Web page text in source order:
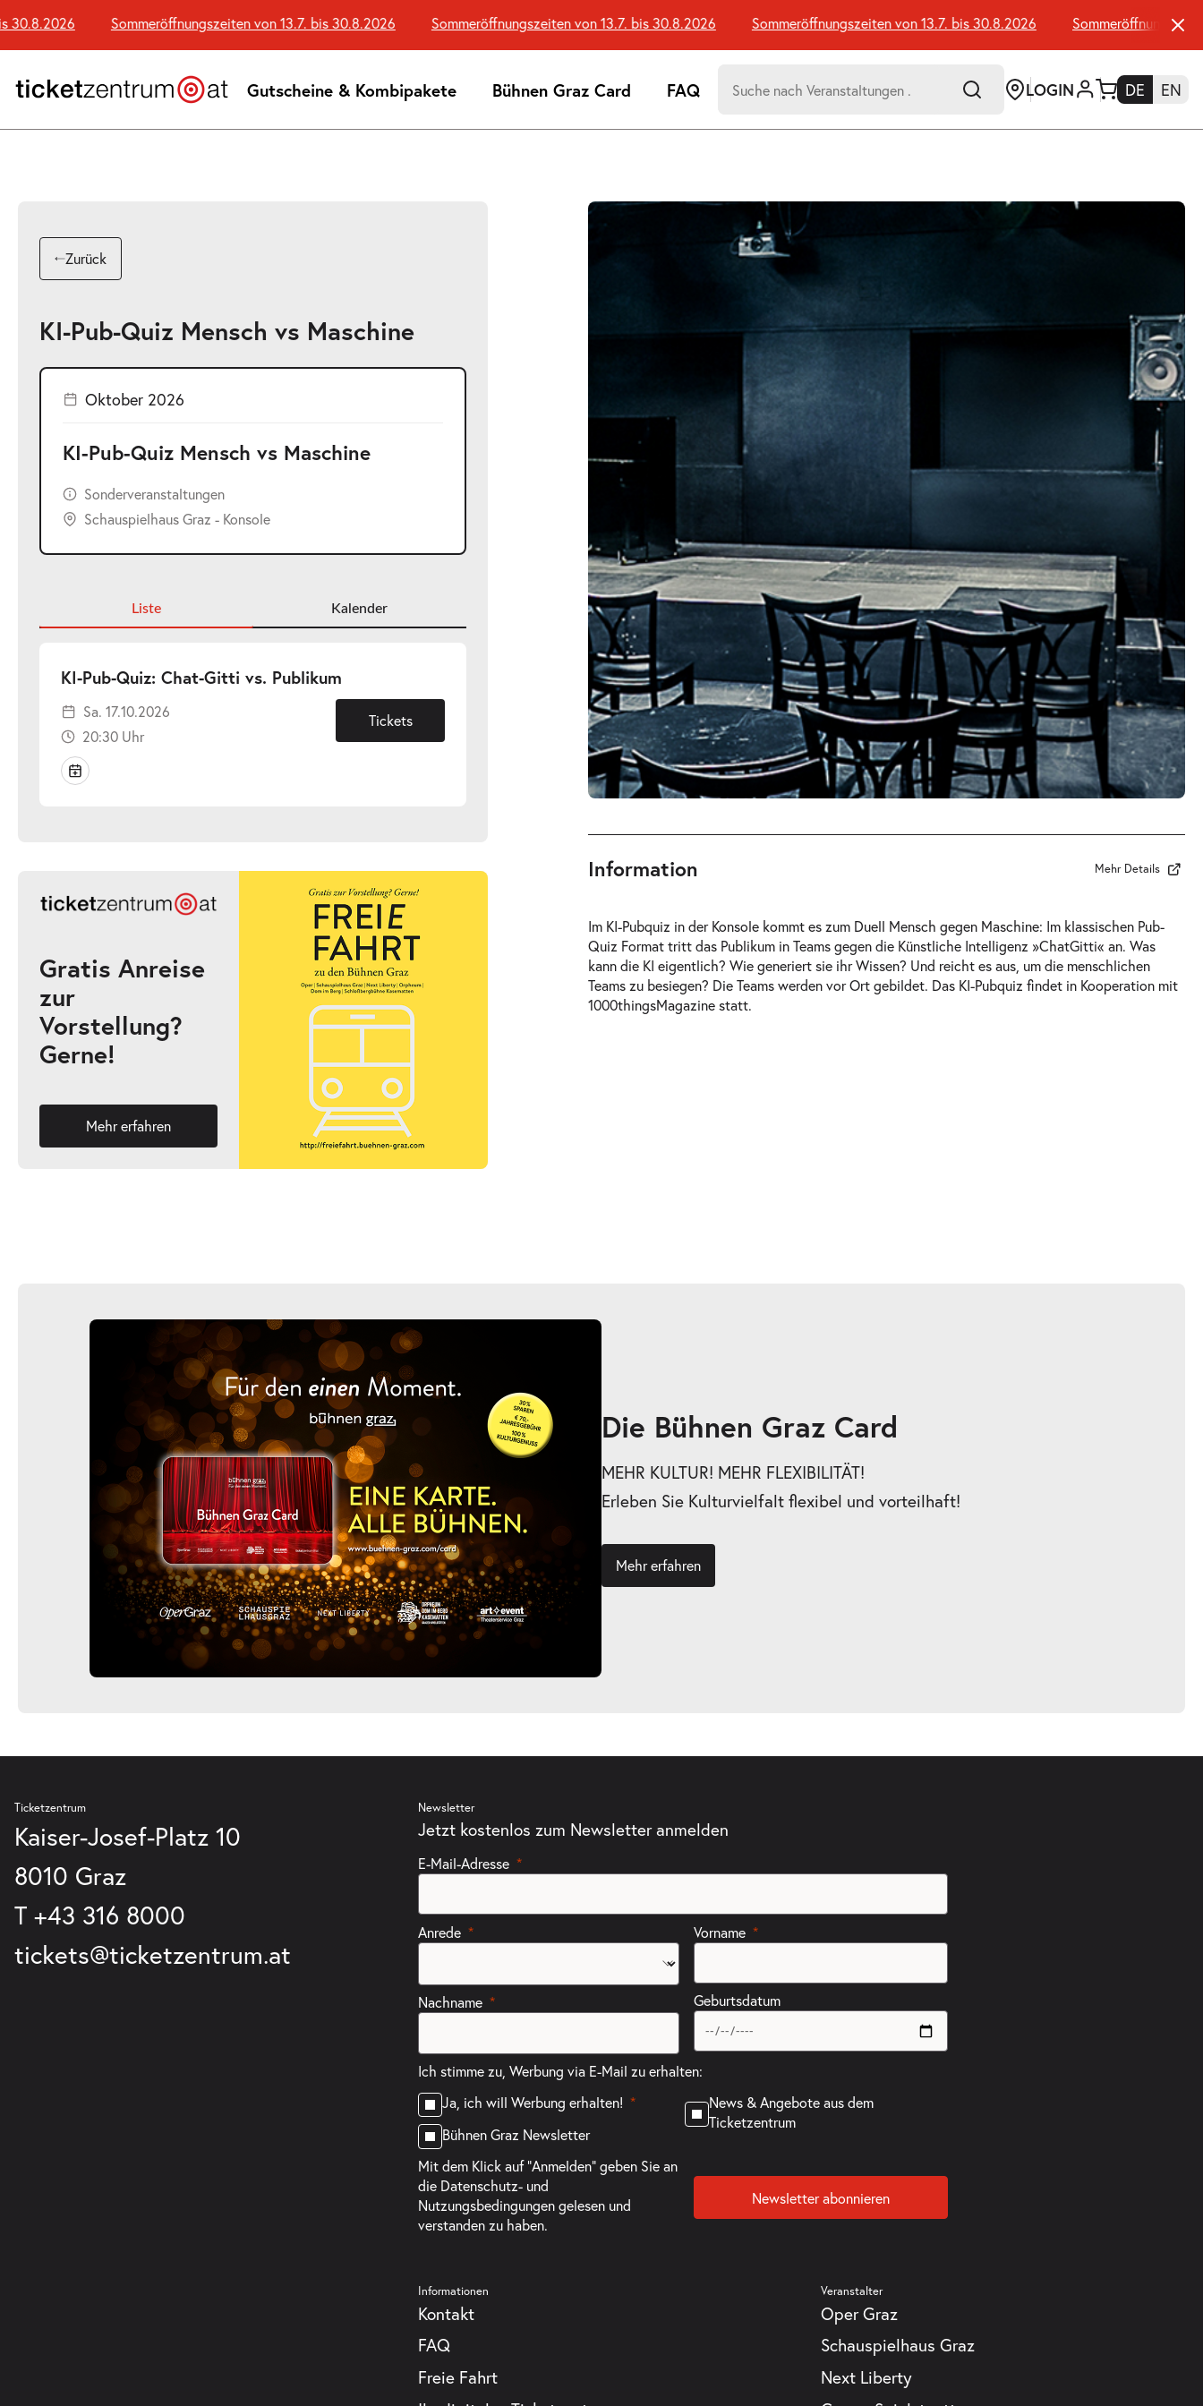
Seiteninhalt
Sommeröffnungszeiten von 13.7. bis 30.8.2026 Sommeröffnungszeiten von 13.7. bis 30.8.2026 Sommeröffnungszeiten von 13.7. bis 30.8.2026
Gutscheine & Kombipakete Bühnen Graz Card FAQ
nach:
Anspringen
LOGIN DE EN
Zurück
KI-Pub-Quiz Mensch vs Maschine
Oktober 2026
KI-Pub-Quiz Mensch vs Maschine
Sonderveranstaltungen
Schauspielhaus Graz - Konsole
Liste Kalender
KI-Pub-Quiz: Chat-Gitti vs. Publikum
Sa.
17.10.2026
Sa. 17.10.2026
20:30 Uhr
Tickets
Gratis Anreise
zur
Vorstellung?
Gerne!
Mehr erfahren
Information Mehr Details
Im KI-Pubquiz in der Konsole kommt es zum Duell Mensch gegen Maschine: Im klassischen Pub-
Quiz Format tritt das Publikum in Teams gegen die Künstliche Intelligenz »ChatGitti« an. Was
kann die KI eigentlich? Wie generiert sie ihr Wissen? Und reicht es aus, um die menschlichen
Teams zu besiegen? Die Teams werden vor Ort gebildet. Das KI-Pubquiz findet in Kooperation mit
1000thingsMagazine statt.
Die Bühnen Graz Card
MEHR KULTUR! MEHR FLEXIBILITÄT!
Erleben Sie Kulturvielfalt flexibel und vorteilhaft!
Mehr erfahren
Ticketzentrum
Kaiser-Josef-Platz 10
8010 Graz
T +43 316 8000
tickets@ticketzentrum.at
Newsletter
Jetzt kostenlos zum Newsletter anmelden
E-Mail-Adresse
Anrede
Nachname
Vorname
Geburtsdatum
Ich stimme zu, Werbung via E-Mail zu erhalten:
Ja, ich will Werbung erhalten!
Bühnen Graz Newsletter
News & Angebote aus dem
Ticketzentrum
Mit dem Klick auf "Anmelden" geben Sie an
die Datenschutz- und
Nutzungsbedingungengelesen und
verstanden zu haben.
Newsletter abonnieren
Informationen
Kontakt
FAQ
Freie Fahrt
Veranstalter
Oper Graz
Schauspielhaus Graz
Next Liberty